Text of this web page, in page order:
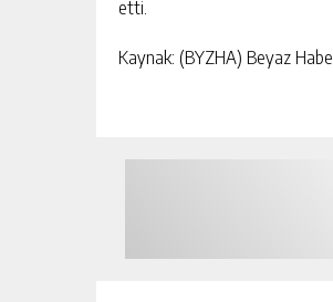
etti.
Kaynak: (BYZHA) Beyaz